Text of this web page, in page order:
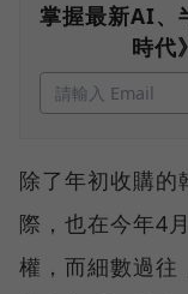
掌握最新AI、
時代
除了年初收購的
際，也在今年4
權，而細數過往